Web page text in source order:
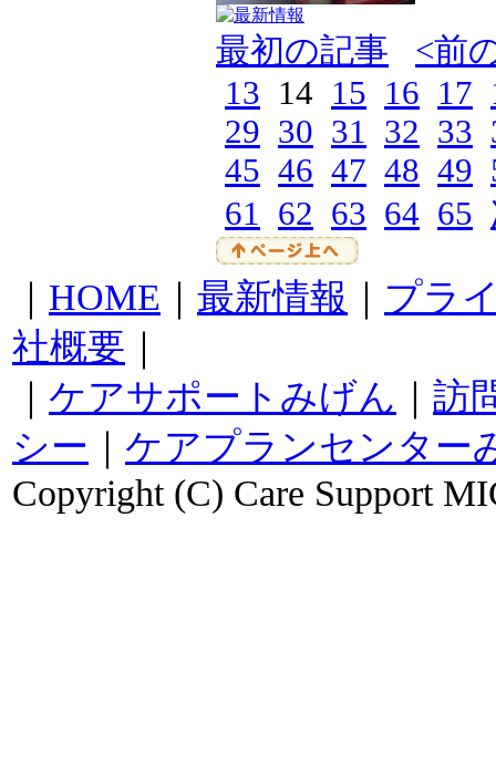
最初の記事
<前
13 14 15 16 17
29 30 31 32 33
45 46 47 48 49
61
62 63 64 65
HOME 最新情報
プラ
社概要
ケアサポートみげん
訪
シー
ケアプランセンター
Copyright (C) Care Support